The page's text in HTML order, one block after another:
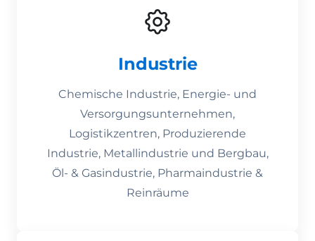
Industrie
Chemische Industrie, Energie- und
Versorgungsunternehmen,
Logistikzentren, Produzierende
Industrie, Metallindustrie und Bergbau,
Öl- & Gasindustrie, Pharmaindustrie &
Reinräume